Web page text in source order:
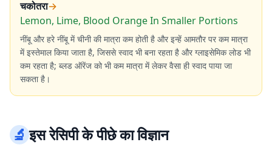
चकोतरा→
Lemon, Lime, Blood Orange In Smaller Portions
नींबू और हरे नींबू में चीनी की मात्रा कम होती है और इन्हें आमतौर पर कम मात्रा
में इस्तेमाल किया जाता है, जिससे स्वाद भी बना रहता है और ग्लाइसेमिक लोड भी
कम रहता है; ब्लड ऑरेंज को भी कम मात्रा में लेकर वैसा ही स्वाद पाया जा
सकता है।
🔬इस रेसिपी के पीछे का विज्ञान